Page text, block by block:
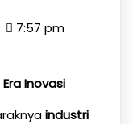
7:57 pm
Inovasi
industri